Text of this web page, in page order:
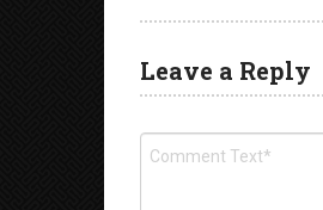
Leave a Reply